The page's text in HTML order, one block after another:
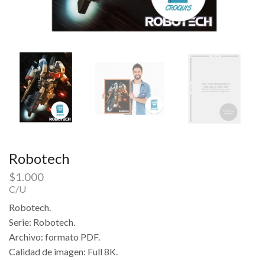
Robotech
$1.000
C/U
Robotech.
Serie: Robotech.
Archivo: formato PDF.
Calidad de imagen: Full 8K.